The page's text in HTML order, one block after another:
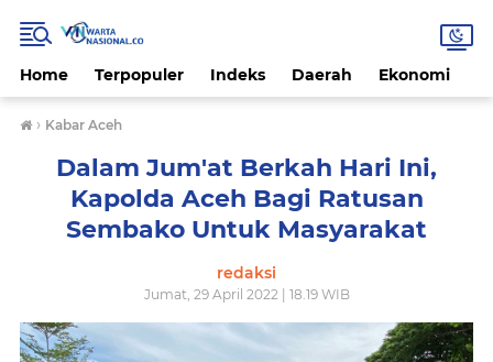
Home Terpopuler Indeks Daerah Ekonomi
› Kabar Aceh
Dalam Jum'at Berkah Hari Ini,
Kapolda Aceh Bagi Ratusan
Sembako Untuk Masyarakat
redaksi
Jumat, 29 April 2022 | 18.19 WIB